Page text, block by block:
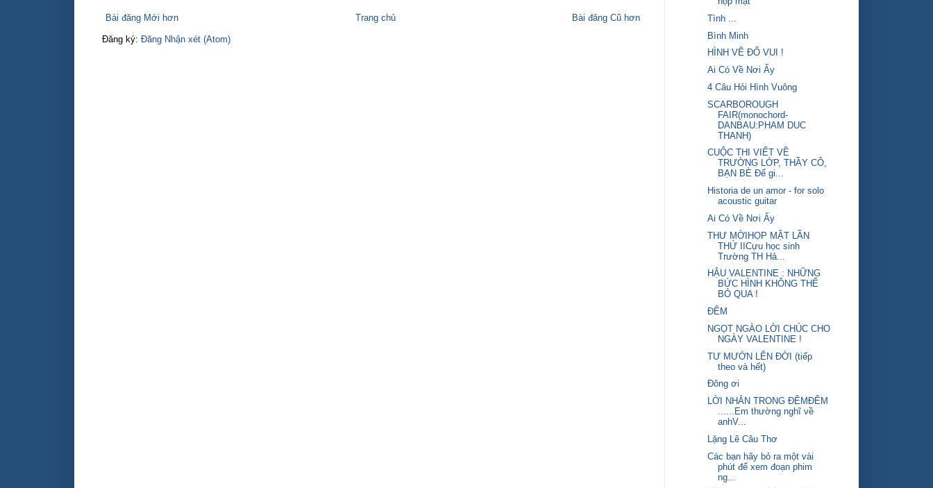
Bài đăng Mới hơn Bài đăng Cũ hơn
Trang chủ
Đăng ký: Đăng Nhận xét (Atom)
Tình ...
Bình Minh
HÌNH VẼ ĐỐ VUI !
Ai Có Về Nơi Ấy
4 Câu Hỏi Hình Vuông
SCARBOROUGH
FAIR(monochord-
DANBAU:PHAM DUC
THANH)
CUỘC THI VIẾT VỀ
TRƯỜNG LỚP, THẦY CÔ,
BẠN BÈ Để gi...
Historia de un amor - for solo
acoustic guitar
Ai Có Về Nơi Ấy
THƯ MỜIHỌP MẶT LẦN
THỨ IICựu học sinh
Trường TH Hả...
HẬU VALENTINE : NHỮNG
BỨC HÌNH KHÔNG THỂ
BỎ QUA !
ĐÊM
NGỌT NGÀO LỜI CHÚC CHO
NGÀY VALENTINE !
TƯ MƯỚN LÊN ĐỜI (tiếp
theo và hết)
Đông ơi
LỜI NHẮN TRONG ĐÊMĐÊM
......Em thường nghĩ về
anhV...
Lặng Lẽ Câu Thơ
Các bạn hãy bỏ ra một vài
phút để xem đoạn phim
ng...